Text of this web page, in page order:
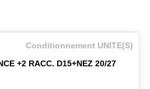
Conditionnement UNITE(S)
+2 RACC. D15+NEZ 20/27